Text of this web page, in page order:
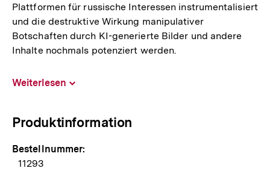
Plattformen für russische Interessen instrumentalisiert
und die destruktive Wirkung manipulativer
Botschaften durch KI-generierte Bilder und andere
Inhalte nochmals potenziert werden.
Weiterlesen
Produktinformation
Bestellnummer:
11293